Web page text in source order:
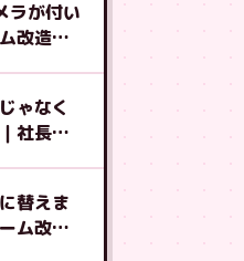
ラが付い
改造図
ゃなく
社長ブ
替えま
ム改造